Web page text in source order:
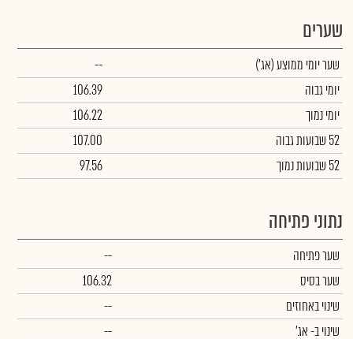
שערים
שער יומי ממוצע(אג')
--
יומי גבוה
106.39
יומי נמוך
106.22
52 שבועות גבוה
107.00
52 שבועות נמוך
97.56
נתוני פתיחה
שער פתיחה
--
שער בסיס
106.32
שינוי באחוזים
--
שינויב- אג'
--